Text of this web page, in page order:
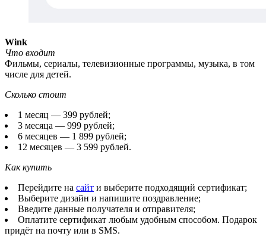
Wink
Что входит
Фильмы, сериалы, телевизионные программы, музыка, в том
числе для детей.
Сколько стоит
1 месяц — 399 рублей;
3 месяца — 999 рублей;
6 месяцев — 1 899 рублей;
12 месяцев — 3 599 рублей.
Как купить
Перейдите на сайт и выберите подходящий сертификат;
Выберите дизайн и напишите поздравление;
Введите данные получателя и отправителя;
Оплатите сертификат любым удобным способом. Подарок
придёт на почту или в SMS.